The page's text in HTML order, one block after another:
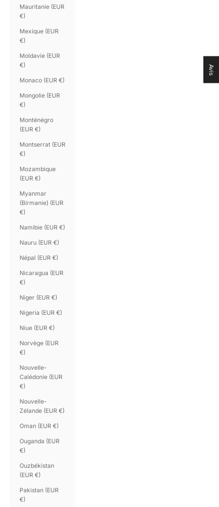
Mauritanie (EUR
€)
Mexique (EUR
€)
Moldavie (EUR
€)
Monaco (EUR €)
Mongolie (EUR
€)
Monténégro
(EUR €)
Montserrat (EUR
€)
Mozambique
(EUR €)
Myanmar
(Birmanie) (EUR
€)
Namibie (EUR €)
Nauru (EUR €)
Népal (EUR €)
Nicaragua (EUR
€)
Niger (EUR €)
Nigeria (EUR €)
Niue (EUR €)
Norvège (EUR
€)
Nouvelle-
Calédonie (EUR
€)
Nouvelle-
Zélande (EUR €)
Oman (EUR €)
Ouganda (EUR
€)
Ouzbékistan
(EUR €)
Pakistan (EUR
€)
Avis